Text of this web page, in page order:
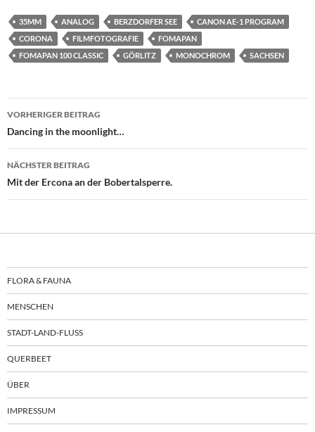
35MM ANALOG BERZDORFER SEE
CANON AE-1 PROGRAM
CORONA
FILMFOTOGRAFIE
FOMAPAN
FOMAPAN 100 CLASSIC
GÖRLITZ MONOCHROM SACHSEN
Beitragsnavigation
VORHERIGER BEITRAG
Dancing in the moonlight…
NÄCHSTER BEITRAG
Mit der Ercona an der Bobertalsperre.
FLORA & FAUNA
MENSCHEN
STADT-LAND-FLUSS
QUERBEET
ÜBER
IMPRESSUM